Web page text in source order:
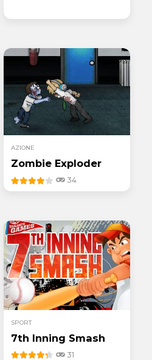
AZIONE
Zombie Exploder
34
SPORT
7th Inning Smash
31